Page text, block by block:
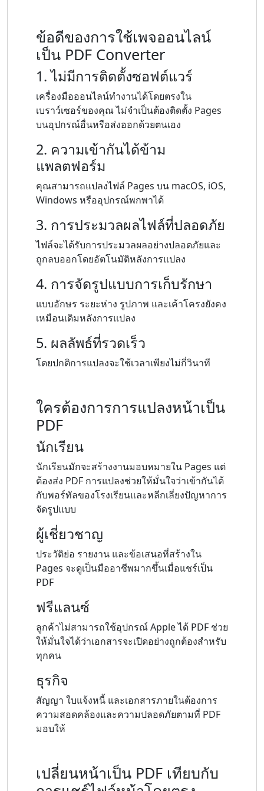
ข้อดีของการใช้เพจออนไลน์
เป็น PDF Converter
1. ไม่มีการติดตั้งซอฟต์แวร์
เครื่องมือออนไลน์ทำงานได้โดยตรงใน
เบราว์เซอร์ของคุณ ไม่จำเป็นต้องติดตั้ง Pages
บนอุปกรณ์อื่นหรือส่งออกด้วยตนเอง
2. ความเข้ากันได้ข้าม
แพลตฟอร์ม
คุณสามารถแปลงไฟล์ Pages บน macOS, iOS,
Windows หรืออุปกรณ์พกพาได้
3. การประมวลผลไฟล์ที่ปลอดภัย
ไฟล์จะได้รับการประมวลผลอย่างปลอดภัยและ
ถูกลบออกโดยอัตโนมัติหลังการแปลง
4. การจัดรูปแบบการเก็บรักษา
แบบอักษร ระยะห่าง รูปภาพ และเค้าโครงยังคง
เหมือนเดิมหลังการแปลง
5. ผลลัพธ์ที่รวดเร็ว
โดยปกติการแปลงจะใช้เวลาเพียงไม่กี่วินาที
ใครต้องการการแปลงหน้าเป็น
PDF
นักเรียน
นักเรียนมักจะสร้างงานมอบหมายใน Pages แต่
ต้องส่ง PDF การแปลงช่วยให้มั่นใจว่าเข้ากันได้
กับพอร์ทัลของโรงเรียนและหลีกเลี่ยงปัญหาการ
จัดรูปแบบ
ผู้เชี่ยวชาญ
ประวัติย่อ รายงาน และข้อเสนอที่สร้างใน
Pages จะดูเป็นมืออาชีพมากขึ้นเมื่อแชร์เป็น
PDF
ฟรีแลนซ์
ลูกค้าไม่สามารถใช้อุปกรณ์ Apple ได้ PDF ช่วย
ให้มั่นใจได้ว่าเอกสารจะเปิดอย่างถูกต้องสำหรับ
ทุกคน
ธุรกิจ
สัญญา ใบแจ้งหนี้ และเอกสารภายในต้องการ
ความสอดคล้องและความปลอดภัยตามที่ PDF
มอบให้
เปลี่ยนหน้าเป็น PDF เทียบกับ